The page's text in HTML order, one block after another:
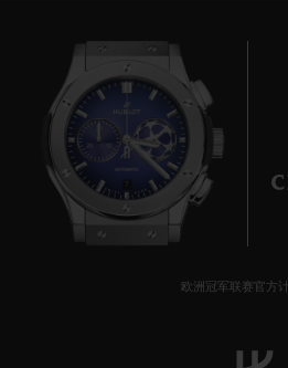
7
欧洲冠军联赛官方